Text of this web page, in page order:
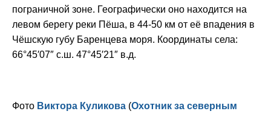
пограничной зоне. Географически оно находится на
левом берегу реки Пёша, в 44-50 км от её впадения в
Чёшскую губу Баренцева моря. Координаты села:
66°45′07″ с.ш. 47°45′21″ в.д.
Фото Виктора Куликова (Охотник за северным